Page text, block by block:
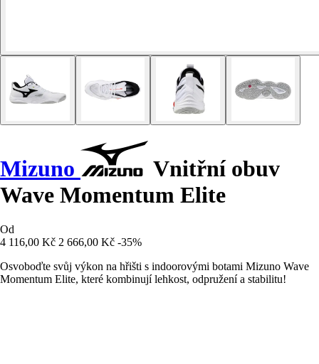
Mizuno
Vnitřní obuv
Wave Momentum Elite
Od
4 116,00 Kč 2 666,00 Kč -35%
Osvoboďte svůj výkon na hřišti s indoorovými botami Mizuno Wave
Momentum Elite, které kombinují lehkost, odpružení a stabilitu!